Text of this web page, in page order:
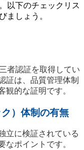
以下のチェックリス
ましょう。
者認証を取得してい
証は、品質管理体制
観的な証明です。
）体制の有無
立に検証されている
なポイントです。